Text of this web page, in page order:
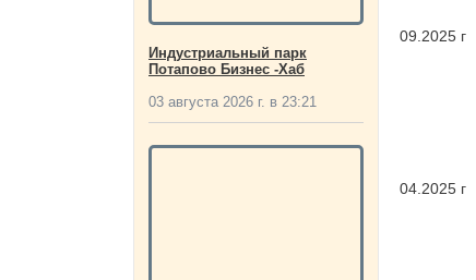
Индустриальный парк
Потапово Бизнес -Хаб
03 августа 2026 г. в 23:21
09.2025 г
04.2025 г